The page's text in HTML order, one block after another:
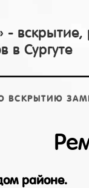
вскрытие,
в Сургуте
ВСКРЫТИЮ
районе.